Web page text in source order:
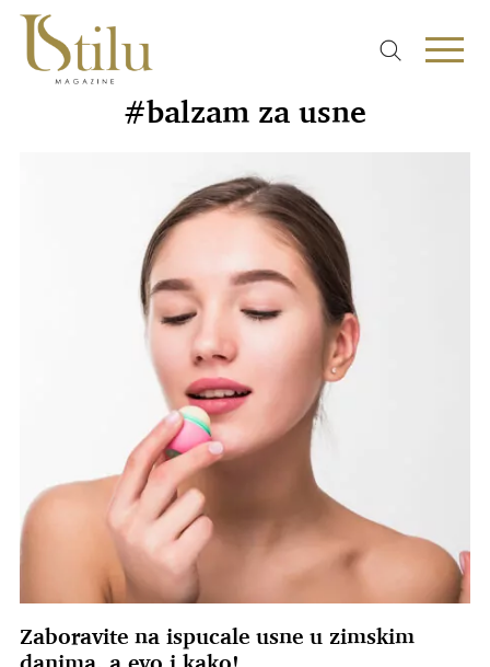
#balzam za usne
Zaboravite na ispucale usne u zimskim